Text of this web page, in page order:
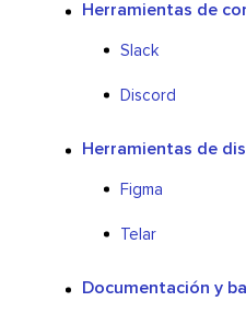
Herramientas de
Slack
Discord
Herramientas de
Figma
Telar
Documentación y